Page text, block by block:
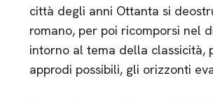
città degli anni Ottanta si
romano, per poi ricomporsi nel
intorno al tema della classicità,
approdi possibili, gli orizzonti